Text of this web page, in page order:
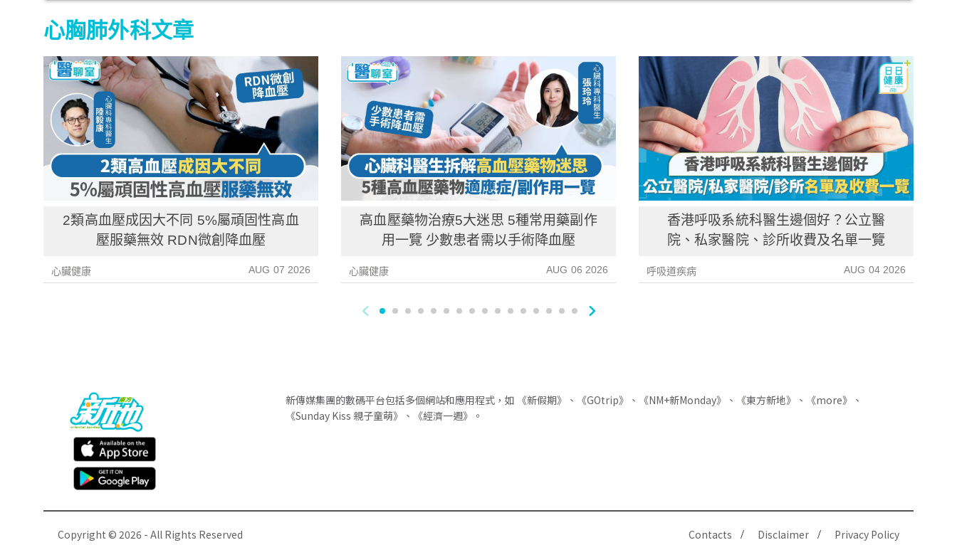
心胸肺外科文章
2類高血壓成因大不同 5%屬頑固性高血
壓服藥無效 RDN微創降血壓
心臟健康 AUG 07 2026
高血壓藥物治療5大迷思 5種常用藥副作
用一覽 少數患者需以手術降血壓
心臟健康 AUG 06 2026
香港呼吸系統科醫生邊個好？公立醫
院、私家醫院、診所收費及名單一覽
呼吸道疾病 AUG 04 2026